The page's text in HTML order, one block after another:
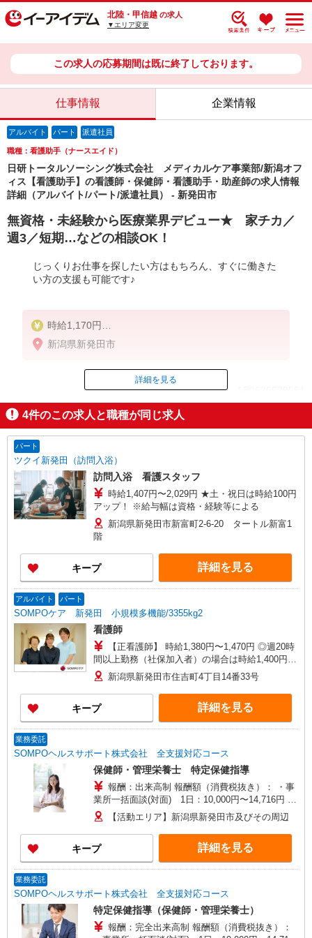
北陸・甲信越 の求人
▼エリア変更
この求人の応募期間は既に終了しております。
仕事情報 企業情報
アルバイト パート 派遣社員
職種：看護助手（ナースエイド）
日研トータルソーシング株式会社 メディカルケア事業部/新潟オフ
ィス【看護助手】の看護師・保健師・看護助手・助産師の求人情報
詳細（アルバイト/パート/派遣社員） - 新発田市
無資格・未経験から医療業界デビュー★ 家チカ／
週3／短期…などの相談OK！
じっくりお仕事を探したい方はもちろん、すぐに働きた
い方の支援も可能です♪
時給1,170円
★週払いOK（規定あり）
新潟県新発田市
ID：AE0626579551
掲載期間終了
詳細を見る
4件のこの求人と職種が同じ求人
パート
ツクイ新発田（訪問入浴）
訪問入浴 看護スタッフ
時給1,407円〜2,029円 ★土・祝日は時給100円
アップ！ ※給与幅は資格・経験等による
新潟県新発田市新富町2-6-20 タートル新富1
階
キープ 詳細を見る
アルバイト パート
SOMPOケア 新発田 小規模多機能/3355kg2
看護師
【正看護師】 時給1,380円〜1,470円 ◎週20時
間以上勤務（社保加入者）の場合は時給1,400円〜
1,490円 ※各種手当込 ※時給は経験により異なる
新潟県新発田市住吉町4丁目14番33号
キープ 詳細を見る
業務委託
SOMPOヘルスサポート株式会社 全支援対応コース
保健師・管理栄養士 特定保健指導
報酬：出来高制 報酬額（消費税抜き）： ・事
業所一括面談(対面) 1日：10,000円〜14,716円 ・
個別訪問(対面) 1件：4,286円〜5,239円 ・遠隔面
談 1件：1,500〜1,691円 ・電話支援 1件：
1,000円〜1,429円 ・ICTメール支援 1件：500円
※上記金額に消費税を加えた金額をお支払いいた
します ※交通費・電話代は弊社負担。その他、支
【活動エリア】新潟県新発田市及びその周辺
キープ 詳細を見る
業務委託
SOMPOヘルスサポート株式会社 全支援対応コース
特定保健指導（保健師・管理栄養士）
報酬：完全出来高制 報酬額（消費税抜き）：